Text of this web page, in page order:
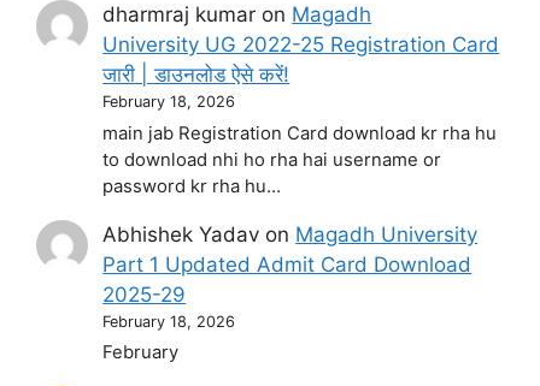
dharmraj kumar on Magadh
University UG 2022-25 Registration Card
जारी | डाउनलोड ऐसे करें!
February 18, 2026
main jab Registration Card download kr rha hu
to download nhi ho rha hai username or
password kr rha hu…
Abhishek Yadav on Magadh University
Part 1 Updated Admit Card Download
2025-29
February 18, 2026
February